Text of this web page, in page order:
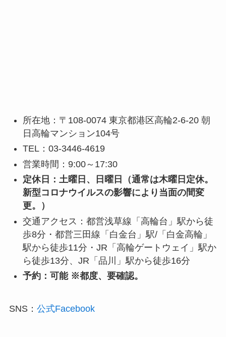
所在地：〒108-0074 東京都港区高輪2-6-20 朝
日高輪マンション104号
TEL：03-3446-4619
営業時間：9:00～17:30
定休日：土曜日、日曜日（通常は木曜日定休。
新型コロナウイルスの影響により当面の間変
更。）
交通アクセス：都営浅草線「高輪台」駅から徒
歩8分・都営三田線「白金台」駅/「白金高輪」
駅から徒歩11分・JR「高輪ゲートウェイ」駅か
ら徒歩13分、JR「品川」駅から徒歩16分
予約：可能 ※都度、要確認。
SNS： 公式Facebook